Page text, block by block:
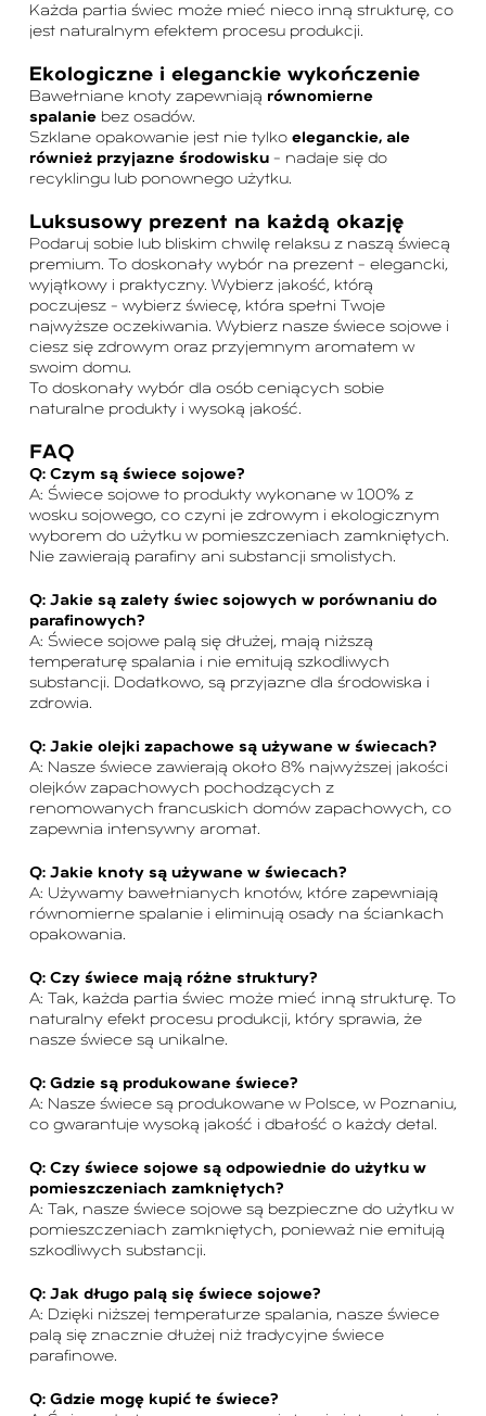
Każda partia świec może mieć nieco inną strukturę, co
jest naturalnym efektem procesu produkcji.
Ekologiczne i eleganckie wykończenie
Bawełniane knoty zapewniają równomierne
spalaniebez osadów.
Szklane opakowanie jest nie tylko eleganckie, ale
również przyjazne środowisku– nadaje się do
recyklingu lub ponownego użytku.
Luksusowy prezent na każdą okazję
Podaruj sobie lub bliskim chwilę relaksu z naszą świecą
premium. To doskonały wybór na prezent – elegancki,
wyjątkowy i praktyczny. Wybierz jakość, którą
poczujesz – wybierz świecę, która spełni Twoje
najwyższe oczekiwania. Wybierz nasze świece sojowe i
ciesz się zdrowym oraz przyjemnym aromatem w
swoim domu.
To doskonały wybór dla osób ceniących sobie
naturalne produkty i wysoką jakość.
FAQ
Q: Czym są świece sojowe?
A: Świece sojowe to produkty wykonane w 100% z
wosku sojowego, co czyni je zdrowym i ekologicznym
wyborem do użytku w pomieszczeniach zamkniętych.
Nie zawierają parafiny ani substancji smolistych.
Q: Jakie są zalety świec sojowych w porównaniu do
parafinowych?
A: Świece sojowe palą się dłużej, mają niższą
temperaturę spalania i nie emitują szkodliwych
substancji. Dodatkowo, są przyjazne dla środowiska i
zdrowia.
Q: Jakie olejki zapachowe są używane w świecach?
A: Nasze świece zawierają około 8% najwyższej jakości
olejków zapachowych pochodzących z
renomowanych francuskich domów zapachowych, co
zapewnia intensywny aromat.
Q: Jakie knoty są używane w świecach?
A: Używamy bawełnianych knotów, które zapewniają
równomierne spalanie i eliminują osady na ściankach
opakowania.
Q: Czy świece mają różne struktury?
A: Tak, każda partia świec może mieć inną strukturę. To
naturalny efekt procesu produkcji, który sprawia, że
nasze świece są unikalne.
Q: Gdzie są produkowane świece?
A: Nasze świece są produkowane w Polsce, w Poznaniu,
co gwarantuje wysoką jakość i dbałość o każdy detal.
Q: Czy świece sojowe są odpowiednie do użytku w
pomieszczeniach zamkniętych?
A: Tak, nasze świece sojowe są bezpieczne do użytku w
pomieszczeniach zamkniętych, ponieważ nie emitują
szkodliwych substancji.
Q: Jak długo palą się świece sojowe?
A: Dzięki niższej temperaturze spalania, nasze świece
palą się znacznie dłużej niż tradycyjne świece
parafinowe.
Q: Gdzie mogę kupić te świece?